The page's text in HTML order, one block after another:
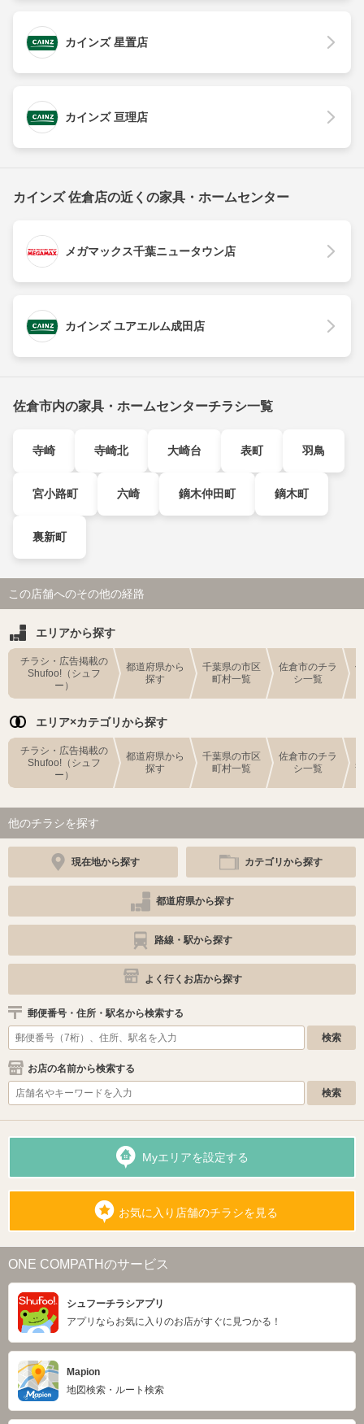
カインズ 星置店
カインズ 亘理店
カインズ 佐倉店の近くの家具・ホームセンター
メガマックス千葉ニュータウン店
カインズ ユアエルム成田店
佐倉市内の家具・ホームセンターチラシ一覧
寺崎 寺崎北 大崎台 表町 羽鳥
宮小路町 六崎 鏑木仲田町 鏑木町
裏新町
この店舗へのその他の経路
エリアから探す
チラシ・広告掲載の
Shufoo!（シュフ
ー）
都道府県から
探す
千葉県の市区
町村一覧
佐倉市のチラ
シ一覧
エリア×カテゴリから探す
チラシ・広告掲載の
Shufoo!（シュフ
ー）
都道府県から
探す
千葉県の市区
町村一覧
佐倉市のチラ
シ一覧
他のチラシを探す
現在地から探す カテゴリから探す
都道府県から探す
路線・駅から探す
よく行くお店から探す
郵便番号・住所・駅名から検索する
お店の名前から検索する
Myエリアを設定する
お気に入り店舗のチラシを見る
ONE COMPATHのサービス
シュフーチラシアプリ
アプリならお気に入りのお店がすぐに見つかる！
Mapion
地図検索・ルート検索